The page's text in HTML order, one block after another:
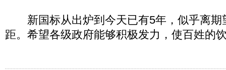
新国标从出炉到今天已有5年，似乎离期
距。希望各级政府能够积极发力，使百姓的